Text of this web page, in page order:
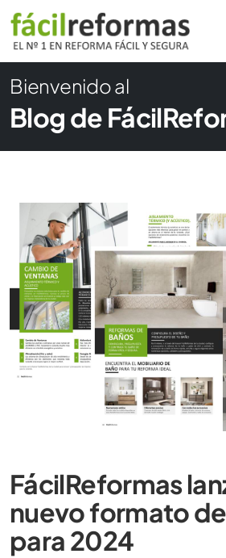
Bienvenido al
Blog de
FácilReformas
nuevo formato
para 2024